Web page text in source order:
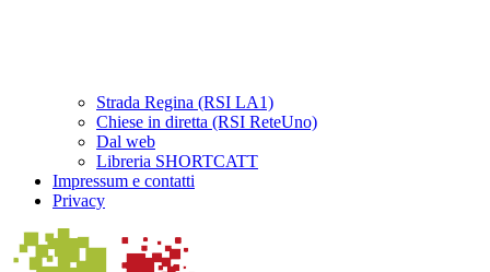
Strada Regina (RSI LA1)
Chiese in diretta (RSI ReteUno)
Dal web
Libreria SHORTCATT
Impressum e contatti
Privacy